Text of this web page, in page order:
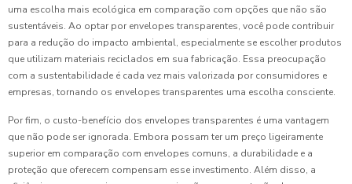
uma escolha mais ecológica em comparação com opções que não são
sustentáveis. Ao optar por envelopes transparentes, você pode contribuir
para a redução do impacto ambiental, especialmente se escolher produtos
que utilizam materiais reciclados em sua fabricação. Essa preocupação
com a sustentabilidade é cada vez mais valorizada por consumidores e
empresas, tornando os envelopes transparentes uma escolha consciente.
Por fim, o custo-benefício dos envelopes transparentes é uma vantagem
que não pode ser ignorada. Embora possam ter um preço ligeiramente
superior em comparação com envelopes comuns, a durabilidade e a
proteção que oferecem compensam esse investimento. Além disso, a